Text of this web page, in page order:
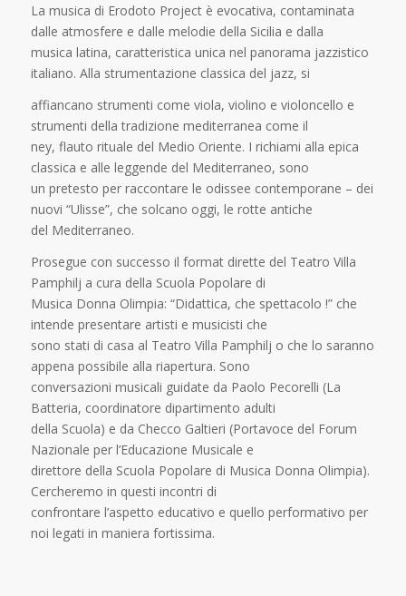
La musica di Erodoto Project è evocativa, contaminata
dalle atmosfere e dalle melodie della Sicilia e dalla
musica latina, caratteristica unica nel panorama jazzistico
italiano. Alla strumentazione classica del jazz, si
affiancano strumenti come viola, violino e violoncello e
strumenti della tradizione mediterranea come il
ney, flauto rituale del Medio Oriente. I richiami alla epica
classica e alle leggende del Mediterraneo, sono
un pretesto per raccontare le odissee contemporane – dei
nuovi “Ulisse”, che solcano oggi, le rotte antiche
del Mediterraneo.
Prosegue con successo il format dirette del Teatro Villa
Pamphilj a cura della Scuola Popolare di
Musica Donna Olimpia: “Didattica, che spettacolo !” che
intende presentare artisti e musicisti che
sono stati di casa al Teatro Villa Pamphilj o che lo saranno
appena possibile alla riapertura. Sono
conversazioni musicali guidate da Paolo Pecorelli (La
Batteria, coordinatore dipartimento adulti
della Scuola) e da Checco Galtieri (Portavoce del Forum
Nazionale per l’Educazione Musicale e
direttore della Scuola Popolare di Musica Donna Olimpia).
Cercheremo in questi incontri di
confrontare l’aspetto educativo e quello performativo per
noi legati in maniera fortissima.